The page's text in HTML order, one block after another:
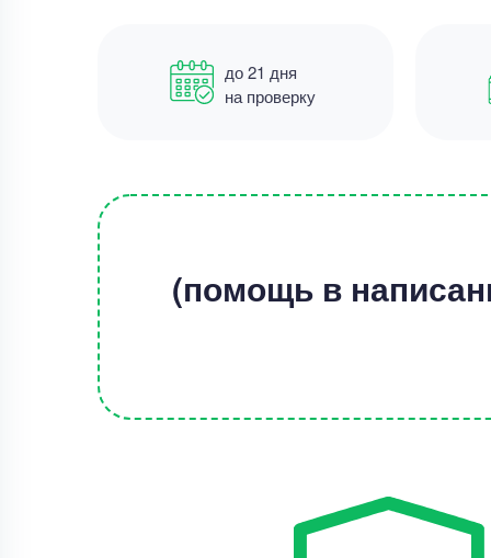
до 21 дня
на проверку
(помощь в